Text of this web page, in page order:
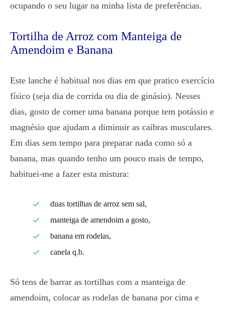
ocupando o seu lugar na minha lista de preferências.
Tortilha de Arroz com Manteiga de
Amendoim e Banana
Este lanche é habitual nos dias em que pratico exercício
físico (seja dia de corrida ou dia de ginásio). Nesses
dias, gosto de comer uma banana porque tem potássio e
magnésio que ajudam a diminuir as caibras musculares.
Em dias sem tempo para preparar nada como só a
banana, mas quando tenho um pouco mais de tempo,
habituei-me a fazer esta mistura:
duas tortilhas de arroz sem sal,
manteiga de amendoim a gosto,
banana em rodelas,
canela q.b.
Só tens de barrar as tortilhas com a manteiga de
amendoim, colocar as rodelas de banana por cima e